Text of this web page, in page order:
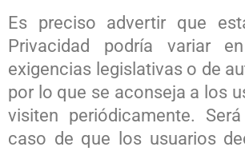
Es preciso advertir que
Privacidad podría variar
exigencias legislativas o de
por lo que se aconseja a los
visiten periódicamente.
caso de que los usuarios